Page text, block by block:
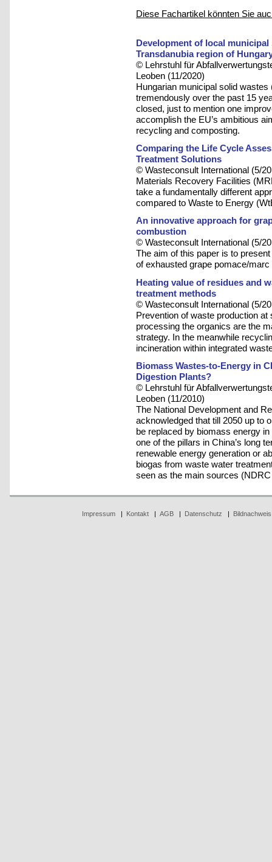
Diese Fachartikel könnten Sie
Development of local
Transdanubia region of
© Lehrstuhl für
Leoben (11/2020)
Hungarian municipal solid
tremendously over the past 15
closed, just to mention one
accomplish the EU’s ambitious
recycling and composting.
Comparing the Life Cycle
Treatment Solutions
© Wasteconsult International (5/
Materials Recovery Facilities
take a fundamentally different
compared to Waste to Energy
An innovative approach for
combustion
© Wasteconsult International (5/
The aim of this paper is to
of exhausted grape pomace/
Heating value of residues and
treatment methods
© Wasteconsult International (5/
Prevention of waste production
processing the organics are the
strategy. In the meanwhile
incineration within integrated
Biomass Wastes-to-Energy in
Digestion Plants?
© Lehrstuhl für
Leoben (11/2010)
The National Development and
acknowledged that till 2050 up to
be replaced by biomass energy
one of the pillars in China’s long
renewable energy generation or
biogas from waste water
seen as the main sources
Impressum| Kontakt| AGB| Datenschutz Bildnachweis